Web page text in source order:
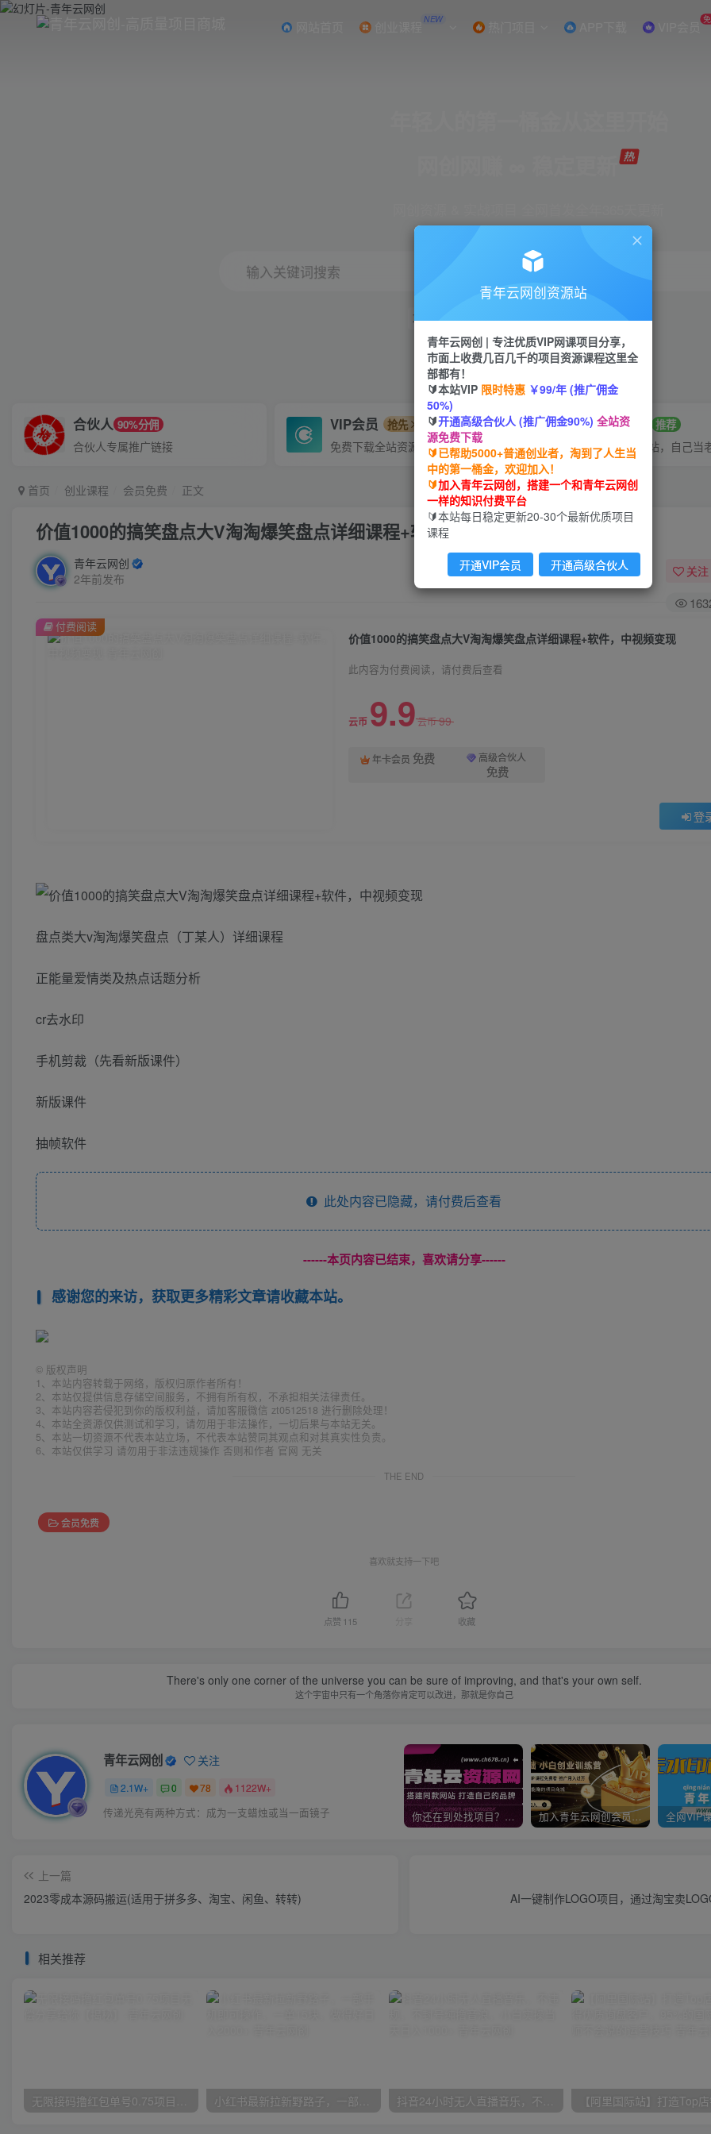
NEW 热门项目 APP下载 VIP会员
输入关键词搜索
项目 引流 抖音 短视频 剪辑 视频号
合伙人 90%分佣
合伙人专属推广链接
VIP会员 抢先
免费下载全站资源
招募站长 推荐
搭建同款网站，自己当
首页 创业课程 会员免费 正文
价值1000的搞笑盘点大V淘淘爆笑盘点详细课程+软件，中视频变现
青年云网创
2年前发布
关注
价值1000的搞笑盘点大V淘淘爆笑盘点详细课程+软件，中视频变现
此内容为付费阅读，请付费后查看
云币 9.9云币99
年卡会员 免费 高级合伙人
免费
登
付费阅读
盘点类大v淘淘爆笑盘点（丁某人）详细课程
正能量爱情类及热点话题分析
cr去水印
手机剪裁（先看新版课件）
新版课件
抽帧软件
此处内容已隐藏，请付费后查看
------本页内容已结束，喜欢请分享------
感谢您的来访，获取更多精彩文章请收藏本站。
© 版权声明
1、本站内容转载于网络，版权归原作者所有！
2、本站仅提供信息存储空间服务，不拥有所有权，不承担相关法律责任。
3、本站内容若侵犯到你的版权利益，请加客服微信 zt0512518 进行删除处理！
4、本站全资源仅供测试和学习，请勿用于非法操作，一切后果与本站无关。
5、本站一切资源不代表本站立场，不代表本站赞同其观点和对其真实性负责。
6、本站仅供学习 请勿用于非法违规操作 否则和作者 官网 无关
THE END
会员免费
喜欢就支持一下吧
点赞 115 收藏
There's only one corner of the universe you can be sure of improving, and that's your own self.
这个宇宙中只有一个角落你肯定可以改进，那就是你自己
青年云网创 关注
2.1W+ 0 78 1122W+
传递光亮有两种方式：成为一支蜡烛或当一面镜子 你还在到处找项目？还在当韭菜？我靠卖项目一个月收入5万+，曾经我也是个失败者。 加入青年云网创会员，全站资源免费学习。加入高级合伙人，推广日入1000+
上一篇
2023零成本源码搬运(适用于拼多多、淘宝、闲鱼、转转)
AI一键制作LOGO项目，通过淘宝卖
相关推荐
青年云网创资源站
青年云网创 | 专注优质VIP网课项目分享，
市面上收费几百几千的项目资源课程这里全
部都有！
🔰本站VIP 限时特惠 ￥99/年 (推广佣金
50%)
🔰开通高级合伙人 (推广佣金90%) 全站资
源免费下载
🔰已帮助5000+普通创业者，淘到了人生当
中的第一桶金，欢迎加入！
🔰加入青年云网创，搭建一个和青年云网创
一样的知识付费平台
🔰本站每日稳定更新20-30个最新优质项目
课程
开通VIP会员 开通高级合伙人